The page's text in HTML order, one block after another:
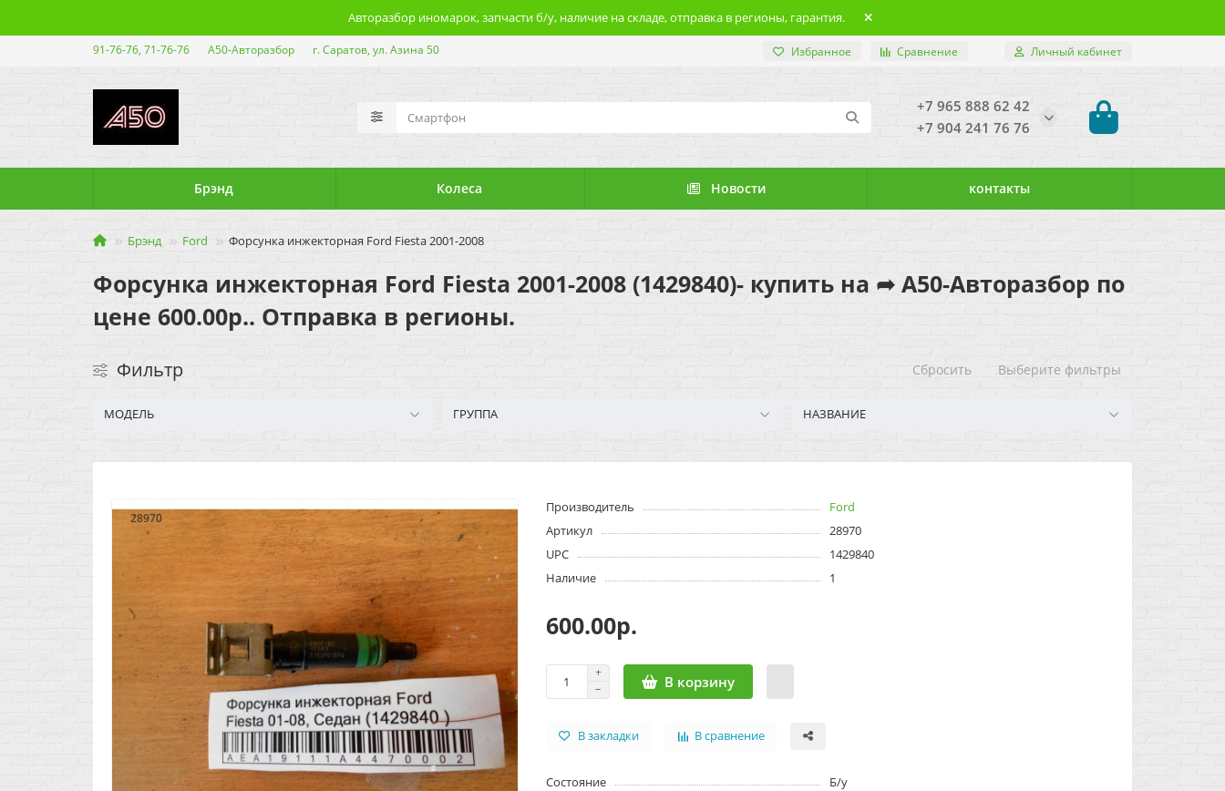
Авторазбор иномарок, запчасти б/у, наличие на складе, отправка в регионы, гарантия.
91-76-76, 71-76-76 А50-Авторазбор г. Саратов, ул. Азина 50 Избранное Сравнение Личный кабинет
+7 965 888 62 42
+7 904 241 76 76
Брэнд Колеса Новости контакты
Брэнд Ford Форсунка инжекторная Ford Fiesta 2001-2008
Форсунка инжекторная Ford Fiesta 2001-2008 (1429840)- купить на ➦ А50-Авторазбор по
цене 600.00р.. Отправка в регионы.
Фильтр Сбросить Выберите фильтры
МОДЕЛЬ ГРУППА НАЗВАНИЕ
28970
Производитель
Ford
Артикул
28970
UPC
1429840
Наличие
1
600.00р.
В корзину
В закладки В сравнение
Состояние
Б/у